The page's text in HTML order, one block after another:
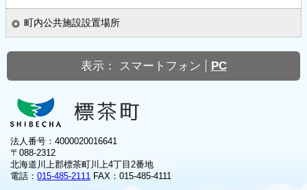
町内公共施設設置場所
表示： スマートフォン PC
法人番号：4000020016641
〒088-2312
北海道川上郡標茶町川上4丁目2番地
電話： 015-485-2111 FAX：015-485-4111